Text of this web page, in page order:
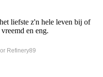
liefste z'n hele leven bij of
en eng.
Refinery89